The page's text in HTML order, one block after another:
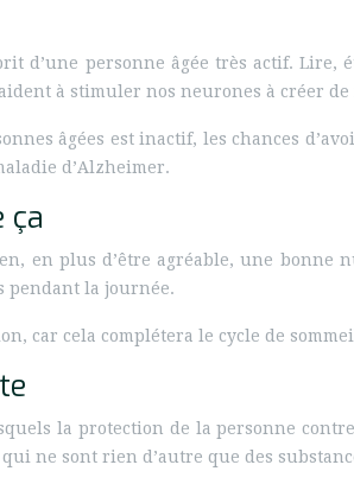
d’une personne âgée très actif.
à stimuler nos neurones à créer
âgées est inactif, les chances
d’Alzheimer.
ça
en plus d’être agréable, une
pendant la journée.
car cela complétera le cycle de
la protection de la personne
ne sont rien d’autre que des